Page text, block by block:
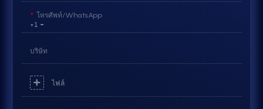
+1
โทรศัพท์/WhatsApp
บริษัท
ไฟล์